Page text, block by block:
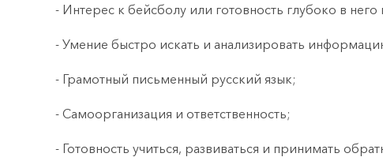
- Интерес к бейсболу или готовность глубоко в него
- Умение быстро искать и анализировать
- Грамотный письменный русский язык;
- Самоорганизация и ответственность;
- Готовность учиться, развиваться и принимать